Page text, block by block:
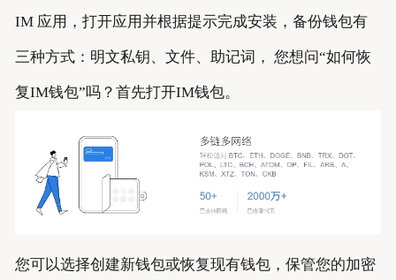
IM 应用，打开应用并根据提示完成安装，备份钱包有
三种方式：明文私钥、文件、助记词， 您想问“如何恢
复IM钱包”吗？首先打开IM钱包。
您可以选择创建新钱包或恢复现有钱包，保管您的加密